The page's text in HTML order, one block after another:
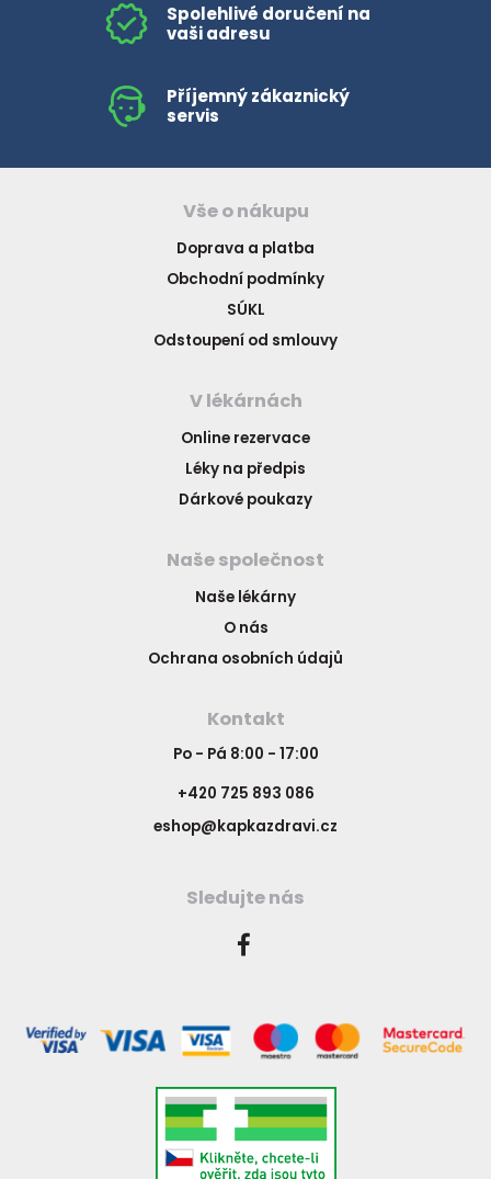
Spolehlivé doručení na
vaši adresu
Příjemný zákaznický
servis
Vše o nákupu
Doprava a platba
Obchodní podmínky
SÚKL
Odstoupení od smlouvy
V lékárnách
Online rezervace
Léky na předpis
Dárkové poukazy
Naše společnost
Naše lékárny
O nás
Ochrana osobních údajů
Kontakt
Po - Pá 8:00 - 17:00
+420 725 893 086
eshop@kapkazdravi.cz
Sledujte nás